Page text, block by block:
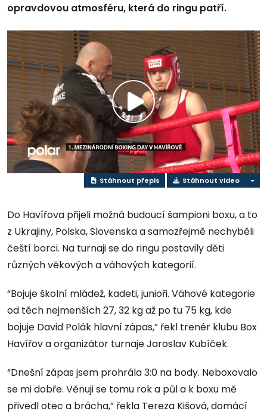
opravdovou atmosféru, která do ringu patří.
Přehrát
video
Stáhnout přepis Stáhnout video
Do Havířova přijeli možná budoucí šampioni boxu, a to
z Ukrajiny, Polska, Slovenska a samozřejmě nechyběli
čeští borci. Na turnaji se do ringu postavily děti
různých věkových a váhových kategorií.
“Bojuje školní mládež, kadeti, junioři. Váhové kategorie
od těch nejmenších 27, 32 kg až po tu 75 kg, kde
bojuje David Polák hlavní zápas,” řekl trenér klubu Box
Havířov a organizátor turnaje Jaroslav Kubíček.
“Dnešní zápas jsem prohrála 3:0 na body. Neboxovalo
se mi dobře. Věnuji se tomu rok a půl a k boxu mě
přivedl otec a brácha,” řekla Tereza Kišová, domácí